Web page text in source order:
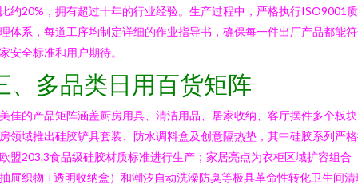
约20%，拥有超过十年的行业经验。生产过程中，严格执行ISO9001
体系，每道工序均制定详细的作业指导书，确保每一件出厂产品都能
安全标准和用户期待。
、多品类日用百货矩阵
佳的产品矩阵涵盖厨房用具、清洁用品、居家收纳、客厅摆件多个板
领域推出硅胶铲具套装、防水调料盒及创意隔热垫，其中硅胶系列严
盟203.3食品级硅胶材质标准进行生产；家居亮点为衣柜区域扩容组合
屉织物 +透明收纳盒）和潮汐自动洗澡防臭等极具革命性转化卫生间清